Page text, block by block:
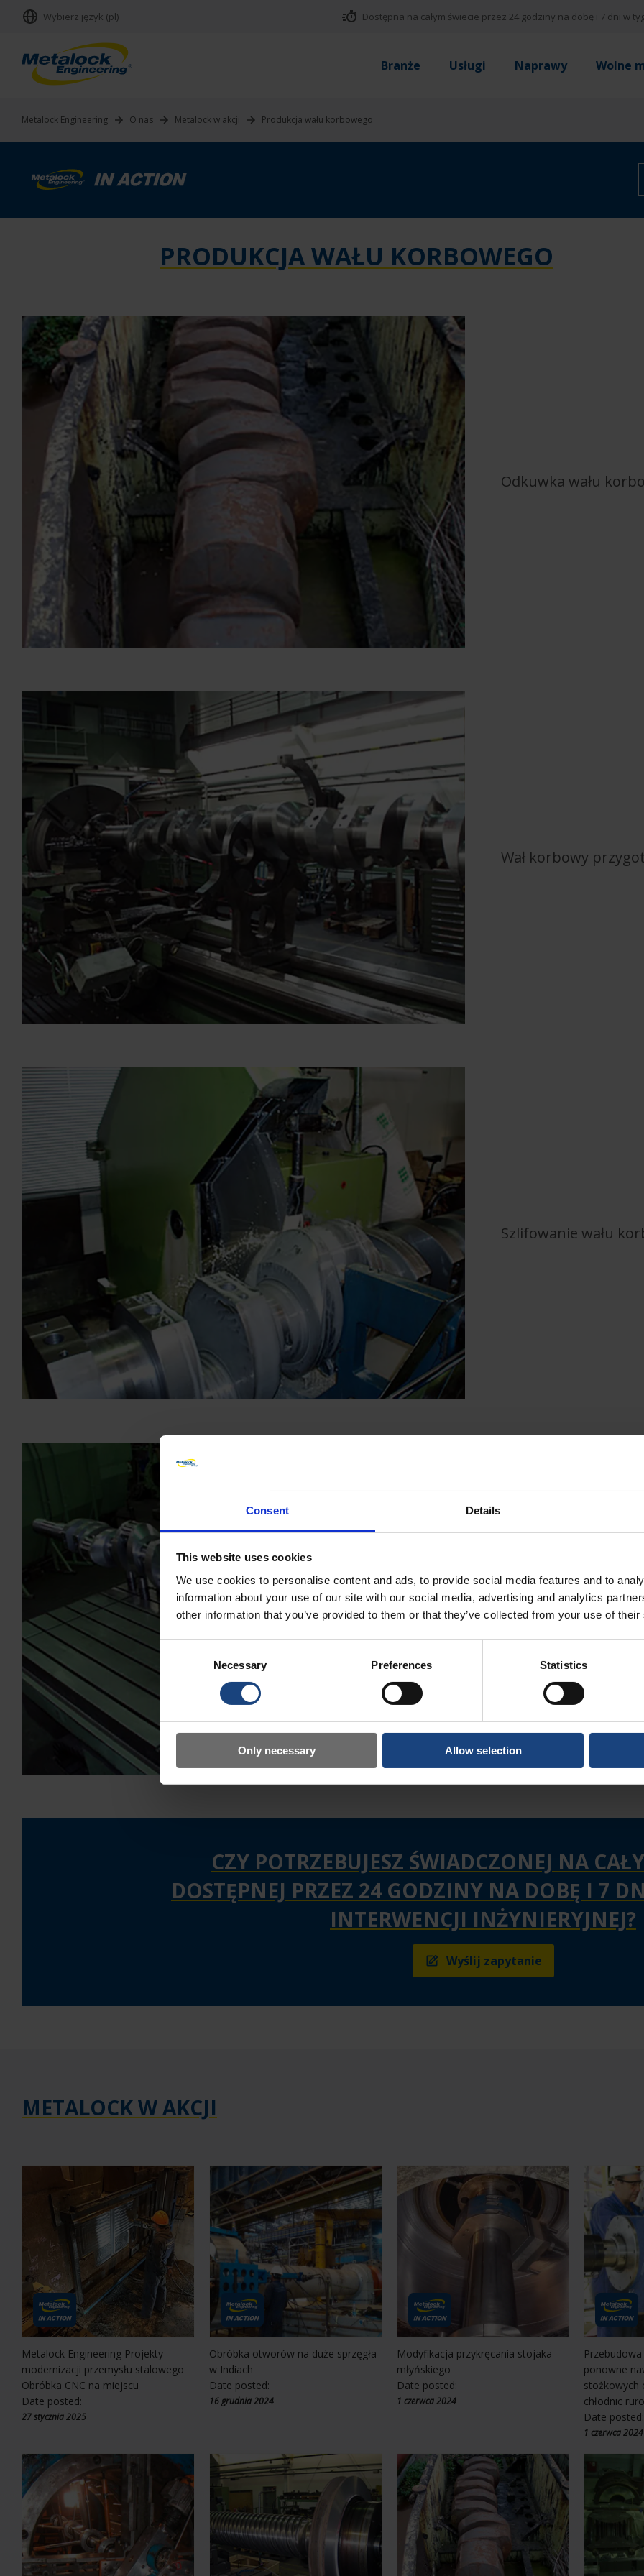
Consent Details
This website uses cookies
We use cookies to personalise content and ads, to provide social media features and to
information about your use of our site with our social media, advertising and analytics
other information that you’ve provided to them or that they’ve collected from your use of
Necessary Preferences Statistics
Only necessary Allow selection
Wybierz język (pl) Dostępna na całym świecie przez 24 godziny na dobę i 7 dni w
Branże Usługi Naprawy Wolne
Metalock Engineering O nas Metalock w akcji Produkcja wału korbowego
PRODUKCJA WAŁU KORBOWEGO
Odkuwka wału
Wał korbowy
Szlifowanie wału
Gotowy wał korbowy
CZY POTRZEBUJESZ ŚWIADCZONEJ NA
DOSTĘPNEJ PRZEZ 24 GODZINY NA DOBĘ I 7
INTERWENCJI INŻYNIERYJNEJ?
Wyślij zapytanie
METALOCK W AKCJI
Metalock Engineering Projekty
modernizacji przemysłu stalowego
Obróbka CNC na miejscu
Date posted:
27 stycznia 2025
Obróbka otworów na duże sprzęgła
w Indiach
Date posted:
16 grudnia 2024
Modyfikacja przykręcania stojaka
młyńskiego
Date posted:
1 czerwca 2024
ponowne
stożkowych
chłodnic
Date posted:
1 czerwca 2024